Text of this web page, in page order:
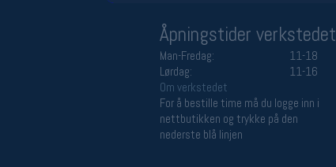
Åpningstider verkstedet
Man-Fredag:
11-18
Lørdag:
11-16
Om verkstedet
For å bestille time må du logge inn i
nettbutikken og trykke på den
nederste blå linjen